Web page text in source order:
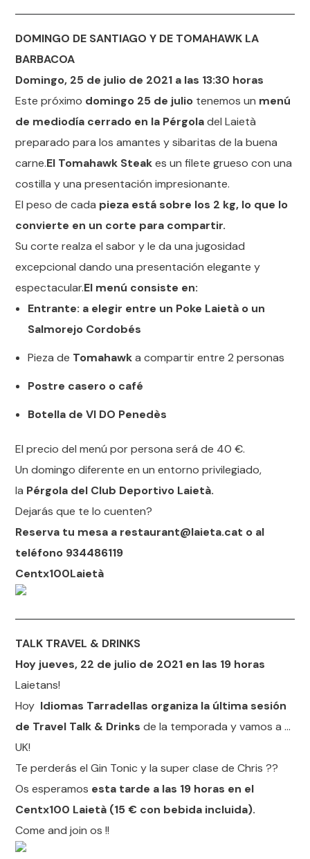
DOMINGO DE SANTIAGO Y DE TOMAHAWK LA
BARBACOA
Domingo, 25 de julio de 2021 a las 13:30 horas
Este próximo domingo 25 de julio tenemos un menú
de mediodía cerrado en la Pérgoladel Laietà
preparado para los amantes y sibaritas de la buena
carne.El Tomahawk Steakes un filete grueso con una
costilla y una presentación impresionante.
El peso de cada pieza está sobre los 2 kg, lo que lo
convierte en un corte para compartir.
Su corte realza el sabor y le da una jugosidad
excepcional dando una presentación elegante y
espectacular.El menú consiste en:
Entrante: a elegir entre un Poke Laietà o un
Salmorejo Cordobés
Pieza de Tomahawka compartir entre 2 personas
Postre casero o café
Botella de VI DO Penedès
El precio del menú por persona será de 40 €.
Un domingo diferente en un entorno privilegiado,
la Pérgola del Club Deportivo Laietà.
Dejarás que te lo cuenten?
Reserva tu mesa a restaurant@laieta.cat o al
teléfono 934486119
Centx100Laietà
TALK TRAVEL & DRINKS
Hoy jueves, 22 de julio de 2021 en las 19 horas
Laietans!
Hoy Idiomas Tarradellas organiza la última sesión
de Travel Talk & Drinks de la temporada y vamos a …
UK!
Te perderás el Gin Tonic y la super clase de Chris ??
Os esperamos esta tarde a las 19 horas en el
Centx100 Laietà (15 € con bebida incluida).
Come and join os !!